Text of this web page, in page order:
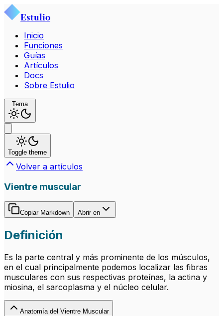
Estulio
Inicio
Funciones
Guías
Artículos
Docs
Sobre Estulio
Tema
Toggle theme
Volver a artículos
Vientre muscular
Copiar Markdown Abrir en
Definición
Es la parte central y más prominente de los músculos,
en el cual principalmente podemos localizar las fibras
musculares con sus respectivas proteínas, la actina y
miosina, el sarcoplasma y el núcleo celular.
Anatomía del Vientre Muscular